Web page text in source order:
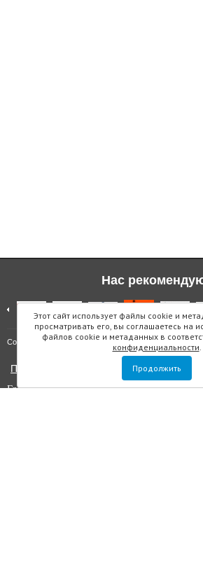
Этот сайт использует файлы cookie и
просматривать его, вы соглашаетесь на
файлов cookie и метаданных в
конфиденциальности.
Продолжить
Нас
Copyright © "Инмарин" Карта сайта
Политика конфиденциальности
Главный редактор Маслова Е.О.